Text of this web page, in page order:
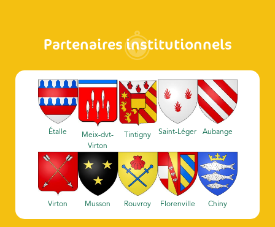
Partenaires institutionnels
Étalle
Meix-dvt-
Virton
Tintigny Saint-Léger Aubange
Virton Musson Rouvroy Florenville Chiny